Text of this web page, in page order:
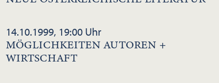
14.10.1999, 19:00 Uhr
MÖGLICHKEITEN AUTOREN +
WIRTSCHAFT